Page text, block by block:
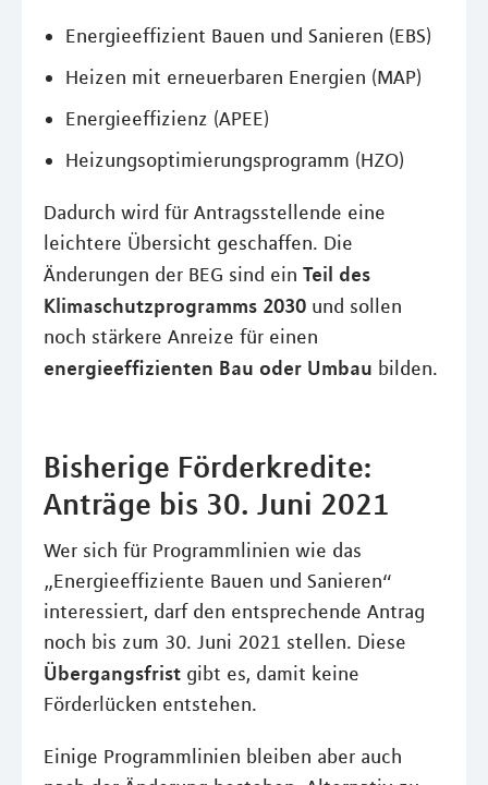
Energieeffizient Bauen und Sanieren (EBS)
Heizen mit erneuerbaren Energien (MAP)
Energieeffizienz (APEE)
Heizungsoptimierungsprogramm (HZO)
Dadurch wird für Antragsstellende eine
leichtere Übersicht geschaffen. Die
Änderungen der BEG sind ein Teil des
Klimaschutzprogramms 2030 und sollen
noch stärkere Anreize für einen
energieeffizienten Bau oder Umbau bilden.
Bisherige Förderkredite:
Anträge bis 30. Juni 2021
Wer sich für Programmlinien wie das
„Energieeffiziente Bauen und Sanieren“
interessiert, darf den entsprechende Antrag
noch bis zum 30. Juni 2021 stellen. Diese
Übergangsfrist gibt es, damit keine
Förderlücken entstehen.
Einige Programmlinien bleiben aber auch